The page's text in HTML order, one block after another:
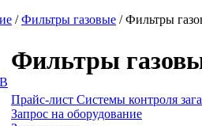
/ Фильтры газовые / Фильтры
Фильтры
Прайс-лист Системы контроля
Запрос на оборудование